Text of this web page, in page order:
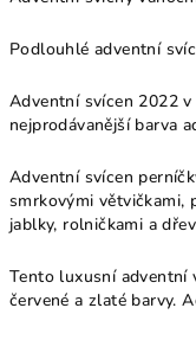
Podlouhlé adventní
Adventní svícen 2022
nejprodávanější barva
Adventní svícen
smrkovými větvičkami,
jablky, rolničkami a
Tento luxusní adventní
červené a zlaté barvy.